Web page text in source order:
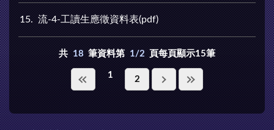
15 流-4-工讀生應徵資料表(pdf)
共 18 筆資料第 1/2 頁每頁顯示15筆
1 2